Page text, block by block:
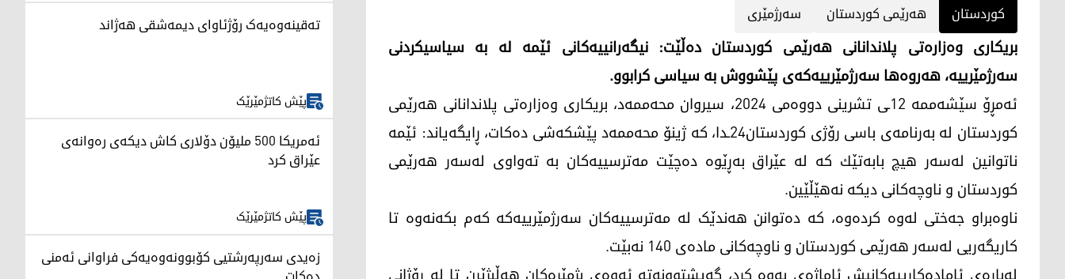
کوردستان هەرێمی کوردستان سەرژمێری
بریکاری وەزارەتی پلاندانانی هەرێمی کوردستان دەڵێت: نیگەرانییەکانی ئێمە لە بە سیاسیکردنی
سەرژمێرییە، هەروەها سەرژمێرییەکەی پێشووش بە سیاسی کرابوو.
ئەمڕۆ سێشەممە 12ـی تشرینی دووەمی 2024، سیروان محەممەد، بریكاری وەزارەتی پلاندانانی هەرێمی
كوردستان لە بەرنامەی باسی رۆژی كوردستان24ـدا، کە ژینۆ محەممەد پێشکەشی دەکات، ڕایگەیاند: ئێمە
ناتوانین لەسەر هیچ بابەتێك كە لە عێراق بەڕێوە دەچێت مەترسییەكان بە تەواوی لەسەر هەرێمی
كوردستان و ناوچەكانی دیكە نەهێڵێین.
ناوەبراو جەختی لەوە کردەوە، کە دەتوانن هەندێک لە مەترسییەكان سەرژمێرییەکە کەم بكەنەوە تا
كاریگەریی لەسەر هەرێمی كوردستان و ناوچەكانی مادەی 140 نەبێت.
تەقینەوەیەک رۆژئاوای دیمەشقی هەژاند
پێش کاتژمێرێک
ئەمریکا 500 ملیۆن دۆلاری کاش دیکەی رەوانەی
عێراق کرد
پێش کاتژمێرێک
زەیدی سەرپەرشتیی کۆبوونەوەیەکی فراوانی ئەمنی